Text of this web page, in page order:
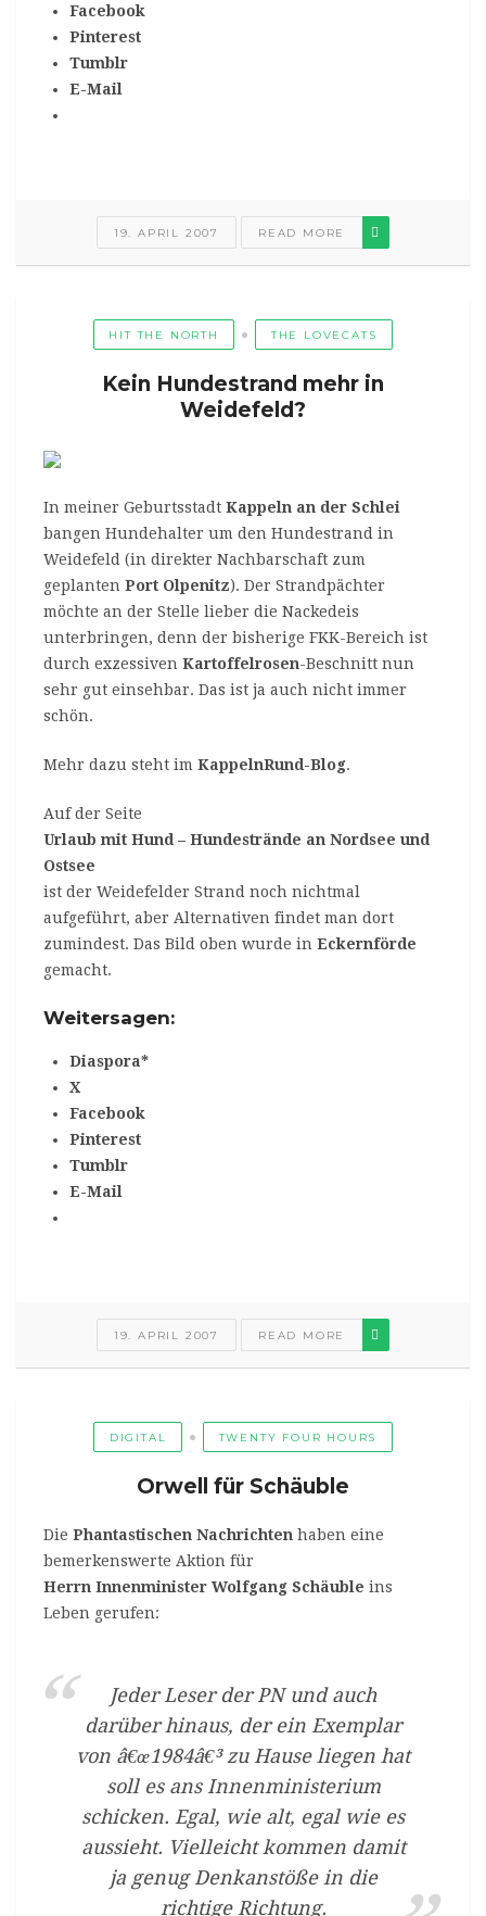
Facebook
Pinterest
Tumblr
E-Mail
19. APRIL 2007 READ MORE
HIT THE NORTH THE LOVECATS
Kein Hundestrand mehr in
Weidefeld?
In meiner Geburtsstadt Kappeln an der Schlei
bangen Hundehalter um den Hundestrand in
Weidefeld (in direkter Nachbarschaft zum
geplanten Port Olpenitz). Der Strandpächter
möchte an der Stelle lieber die Nackedeis
unterbringen, denn der bisherige FKK-Bereich ist
durch exzessiven Kartoffelrosen-Beschnitt nun
sehr gut einsehbar. Das ist ja auch nicht immer
schön.
Mehr dazu steht im KappelnRund-Blog.
Auf der Seite
Urlaub mit Hund – Hundestrände an Nordsee und
Ostsee
ist der Weidefelder Strand noch nichtmal
aufgeführt, aber Alternativen findet man dort
zumindest. Das Bild oben wurde in Eckernförde
gemacht.
Weitersagen:
Diaspora*
X
Facebook
Pinterest
Tumblr
E-Mail
19. APRIL 2007 READ MORE
DIGITAL TWENTY FOUR HOURS
Orwell für Schäuble
Die Phantastischen Nachrichten haben eine
bemerkenswerte Aktion für
Herrn Innenminister Wolfgang Schäuble ins
Leben gerufen:
Jeder Leser der PN und auch
darüber hinaus, der ein Exemplar
von â€œ1984â€³ zu Hause liegen hat
soll es ans Innenministerium
schicken. Egal, wie alt, egal wie es
aussieht. Vielleicht kommen damit
ja genug Denkanstöße in die
richtige Richtung.